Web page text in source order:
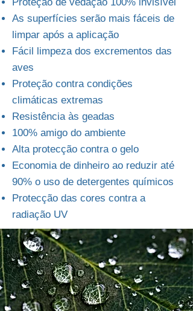
As superfícies serão mais fáceis de
limpar após a aplicação
Fácil limpeza dos excrementos das
aves
Proteção contra condições
climáticas extremas
Resistência às geadas
100% amigo do ambiente
Alta protecção contra o gelo
Economia de dinheiro ao reduzir até
90% o uso de detergentes químicos
Protecção das cores contra a
radiação UV